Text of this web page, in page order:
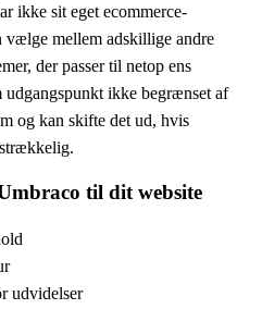
ikke sit eget ecommerce-
mellem adskillige andre
der passer til netop ens
udgangspunkt ikke begrænset af
og kan skifte det ud, hvis
til dit website
udvidelser